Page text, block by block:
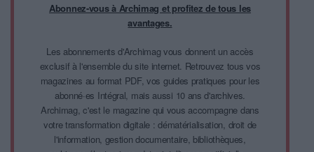
Abonnez-vous à Archimag et profitez de tous les
avantages.
Les abonnements d'Archimag vous donnent un accès
exclusif à l'ensemble du site internet. Retrouvez tous vos
magazines au format PDF, vos guides pratiques pour les
abonné·es Intégral, mais aussi 10 ans d'archives.
Archimag, c'est le magazine qui vous accompagne dans
votre transformation digitale : dématérialisation, droit de
l'information, gestion documentaire, bibliothèques,